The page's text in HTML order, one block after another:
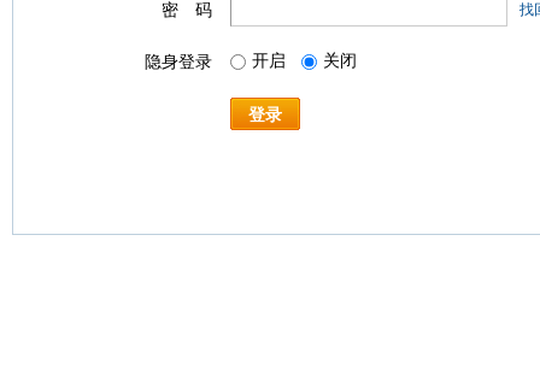
密 码 找
隐身登录 开启 关闭
登录